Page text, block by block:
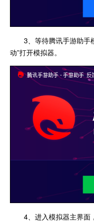
3、等待腾讯手游助手
动”打开模拟器。
4、进入模拟器主界面